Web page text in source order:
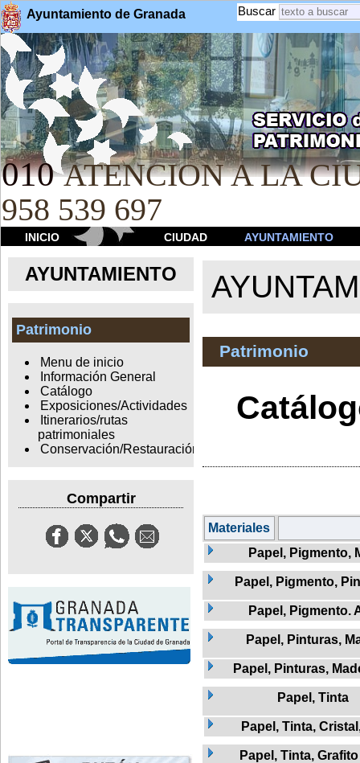
Ayuntamiento de Granada Buscar
010 ATENCION A LA
958 539 697
INICIO CIUDAD AYUNTAMIENTO
AYUNTAMIENTO
Patrimonio
Menu de inicio
Información General
Catálogo
Exposiciones/Actividades
Itinerarios/rutas
patrimoniales
Conservación/Restauración
Compartir
Patrimonio
Materiales
Papel, Pigmento,
Papel, Pigmento,
Papel, Pigmento.
Papel, Pinturas,
Papel, Pinturas,
Papel, Tinta
Papel, Tinta,
Papel, Tinta,